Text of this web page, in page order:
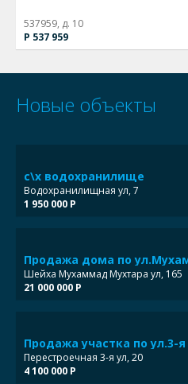
537959, д. 10
Р 537 959
Новые объекты
с\х водохранилище
Водохранилищная ул, 7
1 950 000 Р
Продажа дома по
Шейха Мухаммад Мухтара ул, 165
21 000 000 Р
Продажа участка по ул.3-
Перестроечная 3-я ул, 20
4 100 000 Р